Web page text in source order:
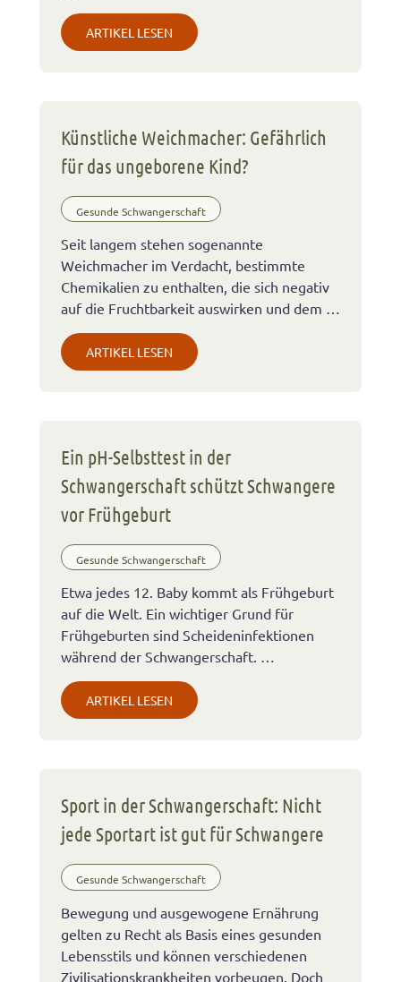
ARTIKEL LESEN
Künstliche Weichmacher: Gefährlich
für das ungeborene Kind?
Gesunde Schwangerschaft
Seit langem stehen sogenannte
Weichmacher im Verdacht, bestimmte
Chemikalien zu enthalten, die sich negativ
auf die Fruchtbarkeit auswirken und dem …
ARTIKEL LESEN
Ein pH-Selbsttest in der
Schwangerschaft schützt Schwangere
vor Frühgeburt
Gesunde Schwangerschaft
Etwa jedes 12. Baby kommt als Frühgeburt
auf die Welt. Ein wichtiger Grund für
Frühgeburten sind Scheideninfektionen
während der Schwangerschaft. …
ARTIKEL LESEN
Sport in der Schwangerschaft: Nicht
jede Sportart ist gut für Schwangere
Gesunde Schwangerschaft
Bewegung und ausgewogene Ernährung
gelten zu Recht als Basis eines gesunden
Lebensstils und können verschiedenen
Zivilisationskrankheiten vorbeugen. Doch